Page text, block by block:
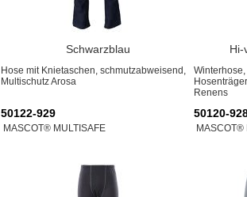
Schwarzblau
Hose mit Knietaschen, schmutzabweisend,
Multischutz Arosa
Hi-
Renens
50122-929
MASCOT® MULTISAFE
50120-
MASCOT®